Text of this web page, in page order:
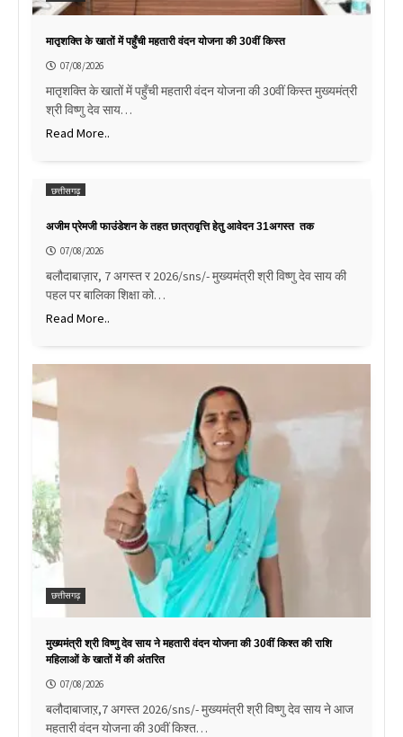
मातृशक्ति के खातों में पहुँची महतारी वंदन योजना की 30वीं किस्त
07/08/2026
मातृशक्ति के खातों में पहुँची महतारी वंदन योजना की 30वीं किस्त मुख्यमंत्री
श्री विष्णु देव साय…
Read More..
छत्तीसगढ़
अजीम प्रेमजी फाउंडेशन के तहत छात्रावृत्ति हेतु आवेदन 31अगस्त तक
07/08/2026
बलौदाबाज़ार, 7 अगस्त र 2026/sns/- मुख्यमंत्री श्री विष्णु देव साय की
पहल पर बालिका शिक्षा को…
Read More..
छत्तीसगढ़
मुख्यमंत्री श्री विष्णु देव साय ने महतारी वंदन योजना की 30वीं किश्त की राशि
महिलाओं के खातों में की अंतरित
07/08/2026
बलौदाबाजाऱ,7 अगस्त 2026/sns/- मुख्यमंत्री श्री विष्णु देव साय ने आज
महतारी वंदन योजना की 30वीं किश्त…